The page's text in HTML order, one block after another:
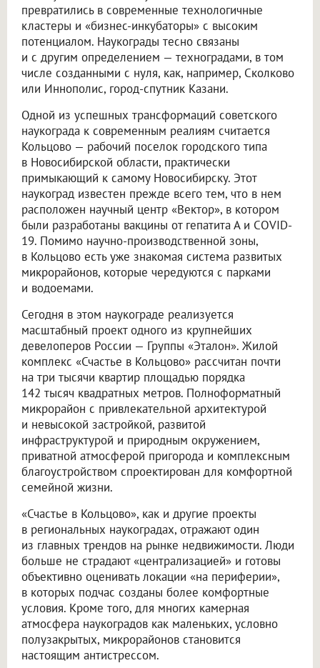
превратились в современные технологичные
кластеры и «бизнес-инкубаторы» с высоким
потенциалом. Наукограды тесно связаны
и с другим определением — техноградами, в том
числе созданными с нуля, как, например, Сколково
или Иннополис, город-спутник Казани.
Одной из успешных трансформаций советского
наукограда к современным реалиям считается
Кольцово — рабочий поселок городского типа
в Новосибирской области, практически
примыкающий к самому Новосибирску. Этот
наукоград известен прежде всего тем, что в нем
расположен научный центр «Вектор», в котором
были разработаны вакцины от гепатита А и COVID-
19. Помимо научно-производственной зоны,
в Кольцово есть уже знакомая система развитых
микрорайонов, которые чередуются с парками
и водоемами.
Сегодня в этом наукограде реализуется
масштабный проект одного из крупнейших
девелоперов России — Группы «Эталон». Жилой
комплекс «Счастье в Кольцово» рассчитан почти
на три тысячи квартир площадью порядка
142 тысяч квадратных метров. Полноформатный
микрорайон с привлекательной архитектурой
и невысокой застройкой, развитой
инфраструктурой и природным окружением,
приватной атмосферой пригорода и комплексным
благоустройством спроектирован для комфортной
семейной жизни.
«Счастье в Кольцово», как и другие проекты
в региональных наукоградах, отражают один
из главных трендов на рынке недвижимости. Люди
больше не страдают «централизацией» и готовы
объективно оценивать локации «на периферии»,
в которых подчас созданы более комфортные
условия. Кроме того, для многих камерная
атмосфера наукоградов как маленьких, условно
полузакрытых, микрорайонов становится
настоящим антистрессом.